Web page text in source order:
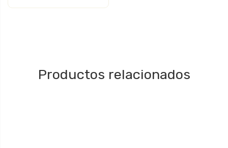
Productos relacionados